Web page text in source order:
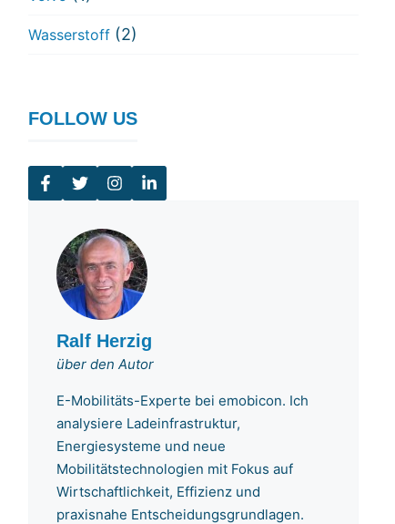
Wasserstoff(2)
FOLLOW US
Ralf Herzig
über den Autor
E-Mobilitäts-Experte bei emobicon. Ich
analysiere Ladeinfrastruktur,
Energiesysteme und neue
Mobilitätstechnologien mit Fokus auf
Wirtschaftlichkeit, Effizienz und
praxisnahe Entscheidungsgrundlagen.